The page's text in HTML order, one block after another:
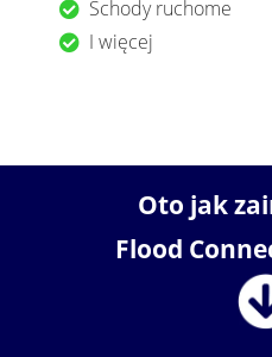
Schody ruchome
I więcej
Oto jak
Flood